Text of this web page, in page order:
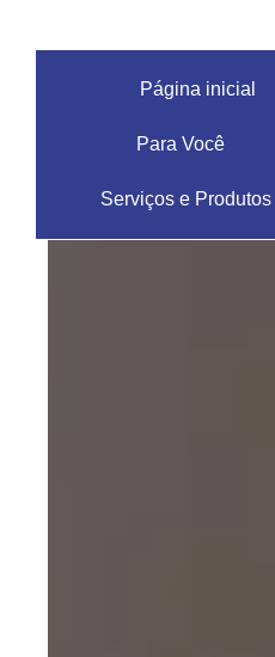
Página inicial
Para Você
Serviços e Produtos